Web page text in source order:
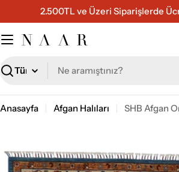
geç
2.500TL ve Üzeri Siparişlerde
Ara
Anasayfa Afgan Halıları